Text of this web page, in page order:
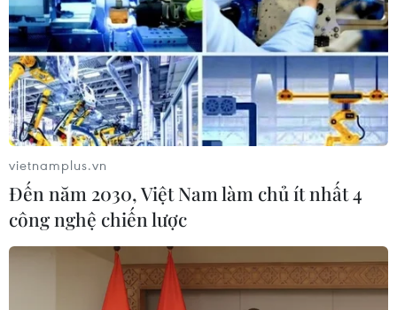
Hà Nội xét xử ổ nhóm 50 đối tượng tổ
chức sử dụng ma túy trong quán
karaoke
05/08/2026 09:38
Khởi tố người đàn ông xịt vòi cao áp
vào thợ tháo dỡ nhà sát vách
05/08/2026 09:23
vietnamplus.vn
Đến năm 2030, Việt Nam làm chủ ít nhất 4
công nghệ chiến lược